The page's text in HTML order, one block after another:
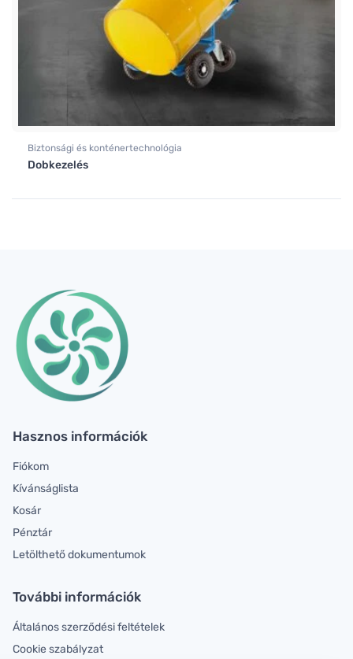
Biztonsági és konténertechnológia
Dobkezelés
Hasznos információk
Fiókom
Kívánságlista
Kosár
Pénztár
Letölthető dokumentumok
További információk
Általános szerződési feltételek
Cookie szabályzat